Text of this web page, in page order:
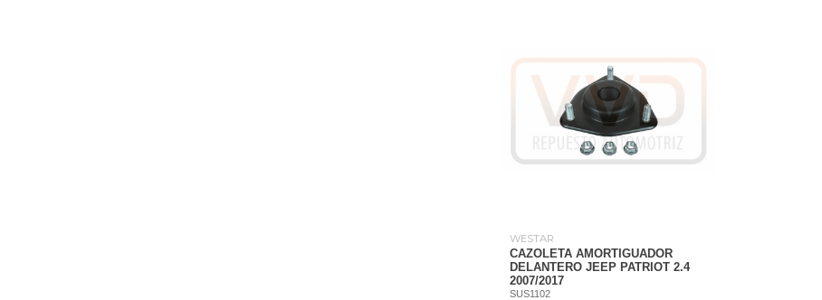
WESTAR
CAZOLETA AMORTIGUADOR
DELANTERO JEEP PATRIOT 2.4
2007/2017
SUS1102